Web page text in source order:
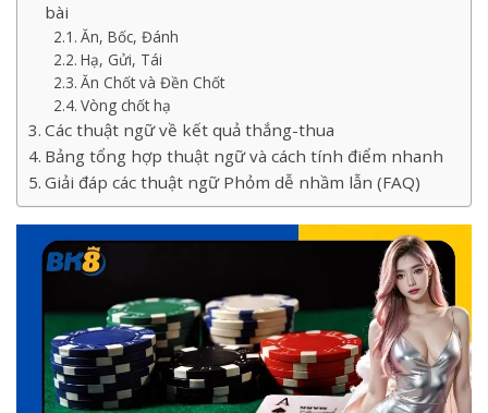
bài
Ăn, Bốc, Đánh
Hạ, Gửi, Tái
Ăn Chốt và Đền Chốt
Vòng chốt hạ
Các thuật ngữ về kết quả thắng-thua
Bảng tổng hợp thuật ngữ và cách tính điểm nhanh
Giải đáp các thuật ngữ Phỏm dễ nhầm lẫn (FAQ)